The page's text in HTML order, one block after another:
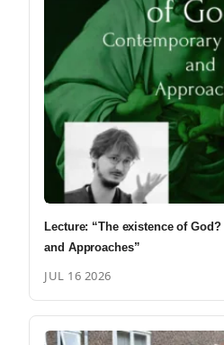
Lecture: “The existence of
and Approaches”
JUL 16 2026